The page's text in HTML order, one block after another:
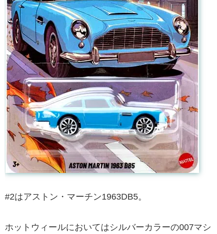
#2はアストン・マーチン1963DB5。
ホットウィールにおいてはシルバーカラーの007マシ